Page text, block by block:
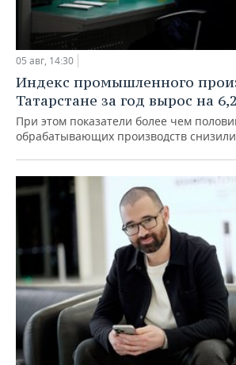
05 авг, 14:30
Индекс промышленного
Татарстане за год вырос на
При этом показатели более чем
обрабатывающих производств